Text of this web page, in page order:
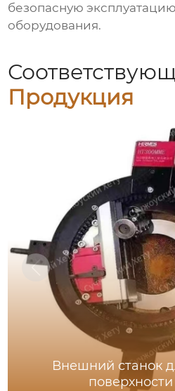
безопасную
оборудования.
Продукция
Внешний станок